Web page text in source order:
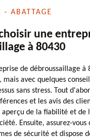
- ABATTAGE
une
à 80430
de débroussaillage à
mais avec quelques
sans stress. Tout
et les avis des
aperçu de la fiabilité et de
Ensuite, assurez-
de sécurité et dispose